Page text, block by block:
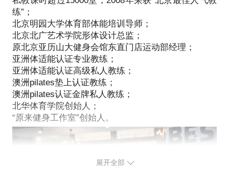
行！
练”；
北京明园大学体育部体能培训导师；
北京北广艺术学院形体设计总监；
原北京亚历山大健身会馆东直门店运动部经理；
亚洲体适能认证专业教练；
亚洲体适能认证高级私人教练；
澳洲pilates垫上认证教练；
澳洲pilates认证金牌私人教练；
北华体育学院创始人；
展开全部